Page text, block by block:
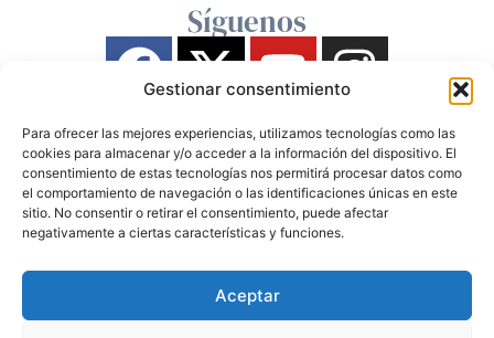
Gestionar consentimiento
Para ofrecer las mejores experiencias, utilizamos tecnologías como las
cookies para almacenar y/o acceder a la información del dispositivo. El
consentimiento de estas tecnologías nos permitirá procesar datos como
el comportamiento de navegación o las identificaciones únicas en este
sitio. No consentir o retirar el consentimiento, puede afectar
negativamente a ciertas características y funciones.
Aceptar
Síguenos